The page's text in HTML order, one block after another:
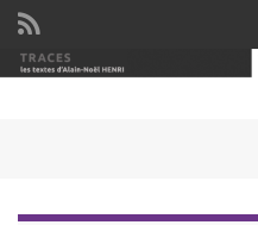
Search for: